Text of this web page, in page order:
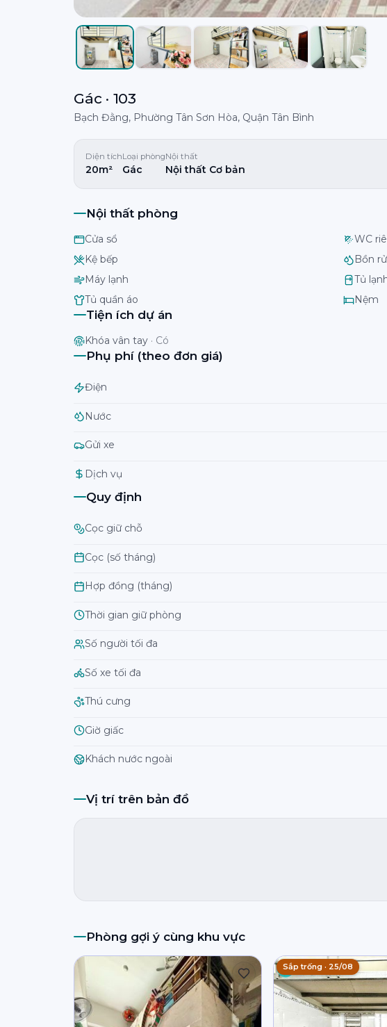
Gác · 103
Bạch Đằng, Phường Tân Sơn Hòa, Quận Tân Bình
Diện tích
20m²
Loại phòng
Gác
Nội thất
Nội thất Cơ bản
Nội thất phòng
Cửa sổ
WC
Kệ bếp
Bồn
Máy lạnh
Tủ
Tủ quần áo
Nệm
Tiện ích dự án
Khóa vân tay · Có
Phụ phí (theo đơn giá)
Điện
Nước
Gửi xe
Dịch vụ
Quy định
Cọc giữ chỗ
Cọc (số tháng)
Hợp đồng (tháng)
Thời gian giữ phòng
Số người tối đa
Số xe tối đa
Thú cưng
Giờ giấc
Khách nước ngoài
Vị trí trên bản đồ
Phòng gợi ý cùng khu vực
Sắp trống · 25/08